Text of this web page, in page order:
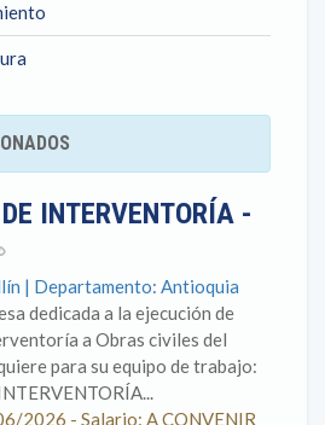
INTERVENTORÍA -
| Departamento: Antioquia
dedicada a la ejecución de
a Obras civiles del
para su equipo de trabajo:
2026 - Salario: A CONVENIR